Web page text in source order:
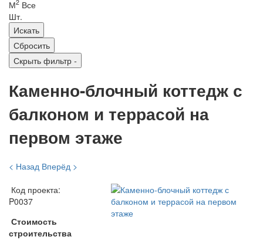
М2 Все
Шт.
Скрыть фильтр -
Каменно-блочный коттедж с
балконом и террасой на
первом этаже
< Назад Вперёд >
Код проекта:
P0037
Стоимость
строительства